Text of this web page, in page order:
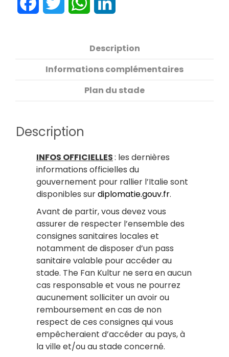
FacebookTwitter WhatsApp
Description
Informations complémentaires
Plan du stade
Description
INFOS OFFICIELLES: les dernières
informations officielles du
gouvernement pour rallier l’Italie sont
disponibles surdiplomatie.gouv.fr.
Avant de partir, vous devez vous
assurer de respecter l’ensemble des
consignes sanitaires locales et
notamment de disposer d’un pass
sanitaire valable pour accéder au
stade. The Fan Kultur ne sera en aucun
cas responsable et vous ne pourrez
aucunement solliciter un avoir ou
remboursement en cas de non
respect de ces consignes qui vous
empêcheraient d’accéder au pays, à
la ville et/ou au stade concerné.